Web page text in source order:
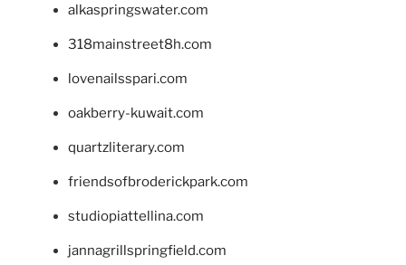
alkaspringswater.com
318mainstreet8h.com
lovenailsspari.com
oakberry-kuwait.com
quartzliterary.com
friendsofbroderickpark.com
studiopiattellina.com
jannagrillspringfield.com